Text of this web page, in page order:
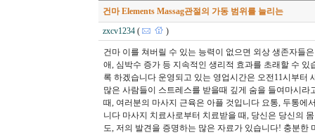
건마 Elements Massag관절의 가동 범위를 늘리는
zxcv1234 ( )
건마 이를 쳐버릴 수 있는 능력이 없으면 외상 생존자들
애, 심박수 증가 등 지속적인 생리적 효과를 초래할 수
록 하겠습니다 운영되고 있는 영업시간은 오전11시부터
많은 사람들이 스트레스를 받을때 깊게 숨을 들여마시
때, 여러분의 마사지 근육은 아플 것입니다 요통, 두통에
니다 마사지 치료사로부터 치료받을 때, 당신은 당신의
도, 저의 발견을 증명하는 많은 자료가 있습니다! 충분